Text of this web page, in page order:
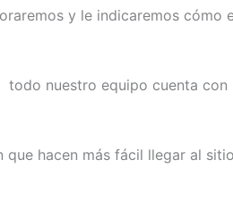
y le indicaremos cómo
todo nuestro equipo cuenta con
hacen más fácil llegar al sitio